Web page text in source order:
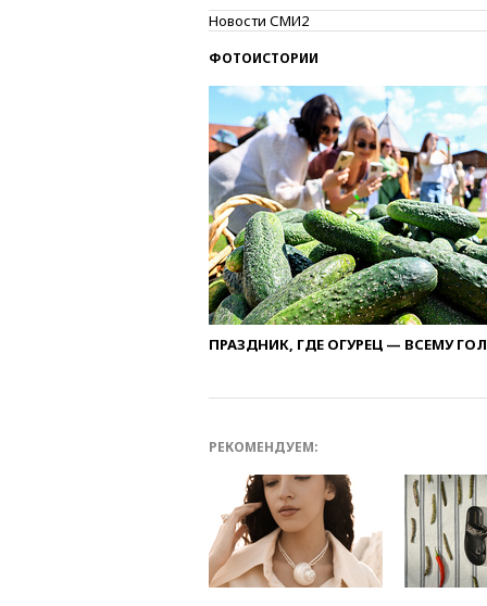
Новости СМИ2
ФОТОИСТОРИИ
ПРАЗДНИК, ГДЕ ОГУРЕЦ — ВСЕМУ
РЕКОМЕНДУЕМ: